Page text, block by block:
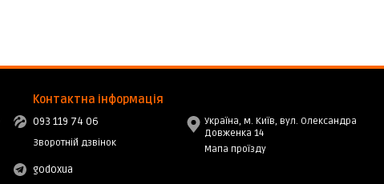
Контактна інформація
093 119 74 06
Зворотній дзвінок
godoxua
Україна, м. Київ, вул. Олександра
Довженка 14
Мапа проїзду